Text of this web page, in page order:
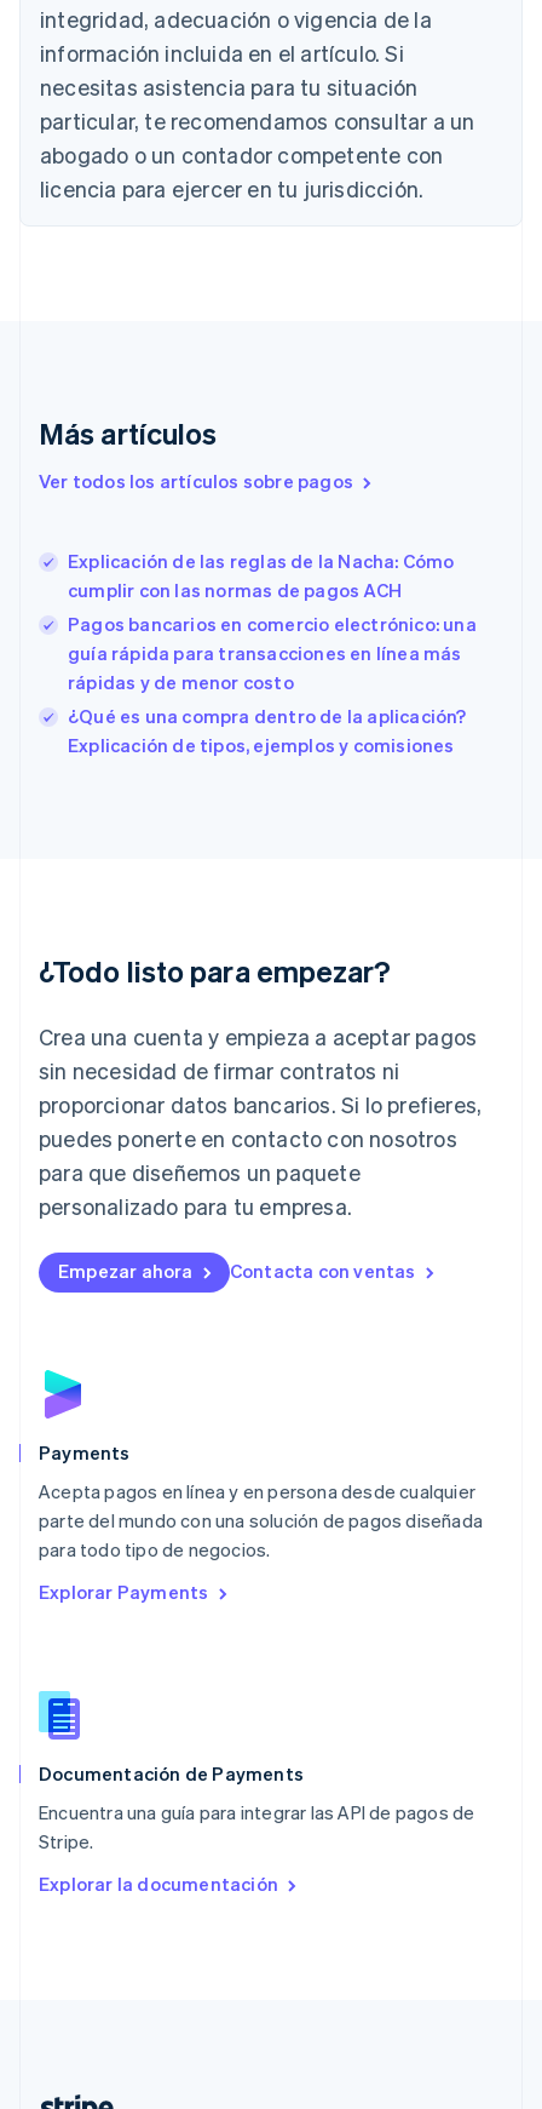
integridad, adecuación o vigencia de la
información incluida en el artículo. Si
necesitas asistencia para tu situación
particular, te recomendamos consultar a un
abogado o un contador competente con
licencia para ejercer en tu jurisdicción.
Más artículos
Ver todos los artículos sobre pagos
Explicación de las reglas de la Nacha: Cómo
cumplir con las normas de pagos ACH
Pagos bancarios en comercio electrónico: una
guía rápida para transacciones en línea más
rápidas y de menor costo
¿Qué es una compra dentro de la aplicación?
Explicación de tipos, ejemplos y comisiones
¿Todo listo para empezar?
Crea una cuenta y empieza a aceptar pagos
sin necesidad de firmar contratos ni
proporcionar datos bancarios. Si lo prefieres,
puedes ponerte en contacto con nosotros
para que diseñemos un paquete
personalizado para tu empresa.
Empezar ahora Contacta con ventas
Payments
Acepta pagos en línea y en persona desde cualquier
parte del mundo con una solución de pagos diseñada
para todo tipo de negocios.
Explorar Payments
Documentación de Payments
Encuentra una guía para integrar las API de pagos de
Stripe.
Explorar la documentación
Nederlands FrançaisDeutschEnglish
Brasil
Bulgaria
English
Canadá
EnglishFrançais
China continental
Eslovaquia
Eslovenia
EspañolEnglish
Estados Unidos
English Español 简体中文
Estonia
English
Finlandia
EnglishSvenska
Francia
Français
Irlanda
Italia
English
Japón
日本語English
Letonia
Liechtenstein
DeutschEnglish
English
Luxemburgo
Malta
English
EspañolEnglish
English
Nueva Zelandia
English
NederlandsEnglish
Português
RAE de Hong Kong, China
Reino Unido
República Checa
English
English